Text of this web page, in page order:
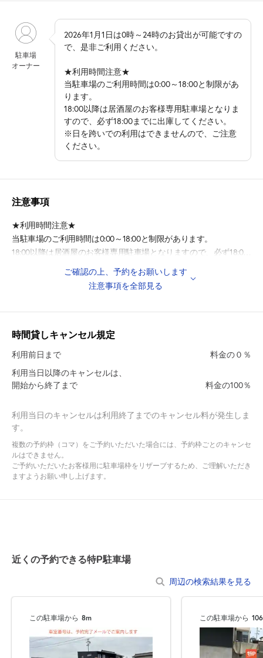
・イナガキフォト 徒歩2分
・めん処大吉 徒歩4分
・セブンイレブン常滑多屋店 徒歩5分
・テキサスキングバーガー常滑 徒歩8分
・ホテルルートイン常滑駅前 徒歩8分
・多屋海岸 徒歩12分
・新浜グラウンド 徒歩13分
・かねふくめんたいパークとこなめ 徒歩14分
・とこにゃん 徒歩14分
◎周辺教育施設
・INAX建築技術専門校 徒歩3分
・常滑市立常滑幼稚園 徒歩14分
駐車場
オーナー
2026年1月1日は0時～24時のお貸出が可能ですの
で、是非ご利用ください。
★利用時間注意★
当駐車場のご利用時間は0:00～18:00と制限があ
ります。
18:00以降は居酒屋のお客様専用駐車場となりま
すので、必ず18:00までに出庫してください。
※日を跨いでの利用はできませんので、ご注意
ください。
注意事項
★利用時間注意★
当駐車場のご利用時間は0:00～18:00と制限があります。
18:00以降は居酒屋のお客様専用駐車場となりますので、必ず18:00
までに出庫してください。
※日を跨いでの利用はできませんので、ご注意ください。
（正しい車室に駐車いただかないと、移動をお願いする場合がござ
[注意事項]
●表記の車室サイズは、駐車可能サイズではございません。
●駐車場内での空ぶかしやアイドリング、駐車場内で騒ぐこと、た
むろすることは絶対におやめください。
●入出庫の際には歩行者等に十分お気を付けください。
●不正駐車との誤認防止のため、必ず予約を入れてから敷地内に入
るようお願いします。
●サイズ違いでの返金は承っておりませんので、あらかじめ車両サ
ご確認の上、予約をお願いします
注意事項を全部見る
時間貸しキャンセル規定
利用前日まで
料金の０％
利用当日以降のキャンセルは、
開始から終了まで
料金の100％
利用当日のキャンセルは利用終了までのキャンセル料が発生しま
す。
複数の予約枠（コマ）をご予約いただいた場合には、予約枠ごとのキャンセ
ルはできません。
ご予約いただいたお客様用に駐車場枠をリザーブするため、ご理解いただき
ますようお願い申し上げます。
近くの予約できる特P駐車場
周辺の検索結果を見る
この駐車場から 8m この駐車場から